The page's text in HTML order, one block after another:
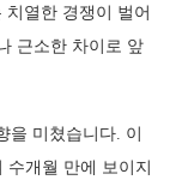
치열한 경쟁이 벌어
근소한 차이로 앞
을 미쳤습니다. 이
개월 만에 보이지